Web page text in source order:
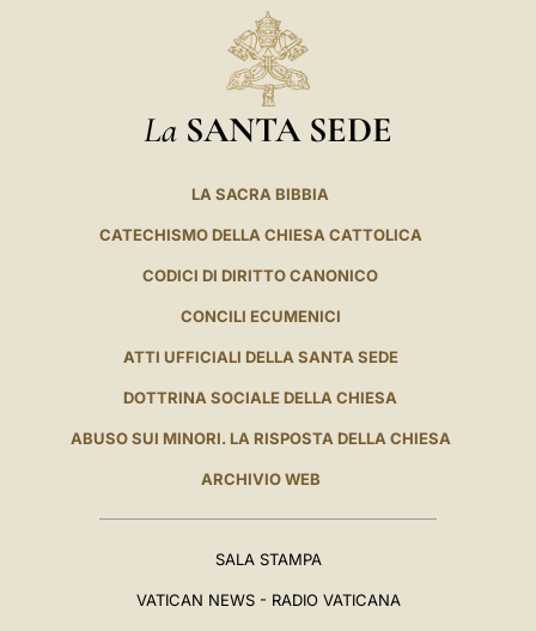
La SANTA SEDE
LA SACRA BIBBIA
CATECHISMO DELLA CHIESA CATTOLICA
CODICI DI DIRITTO CANONICO
CONCILI ECUMENICI
ATTI UFFICIALI DELLA SANTA SEDE
DOTTRINA SOCIALE DELLA CHIESA
ABUSO SUI MINORI. LA RISPOSTA DELLA CHIESA
ARCHIVIO WEB
SALA STAMPA
VATICAN NEWS - RADIO VATICANA